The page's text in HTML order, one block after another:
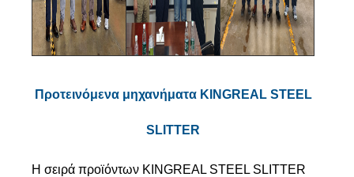
Προτεινόμενα μηχανήματα KINGREAL STEEL
SLITTER
Η σειρά προϊόντων KINGREAL STEEL SLITTER